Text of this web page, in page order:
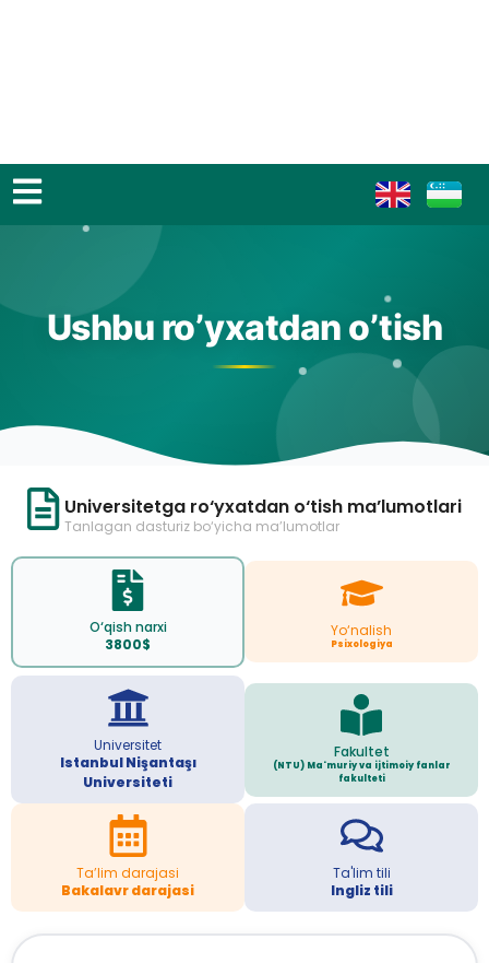
Ushbu ro’yxatdan o’tish
Universitetga ro‘yxatdan o‘tish ma’lumotlari
Tanlagan dasturiz bo‘yicha ma’lumotlar
O‘qish narxi
3800$
Yo‘nalish
Psixologiya
Universitet
Istanbul Nişantaşı
Universiteti
Fakultet
(NTU) Ma'muriy va ijtimoiy fanlar
fakulteti
Ta’lim darajasi
Bakalavr darajasi
Ta'lim tili
Ingliz tili